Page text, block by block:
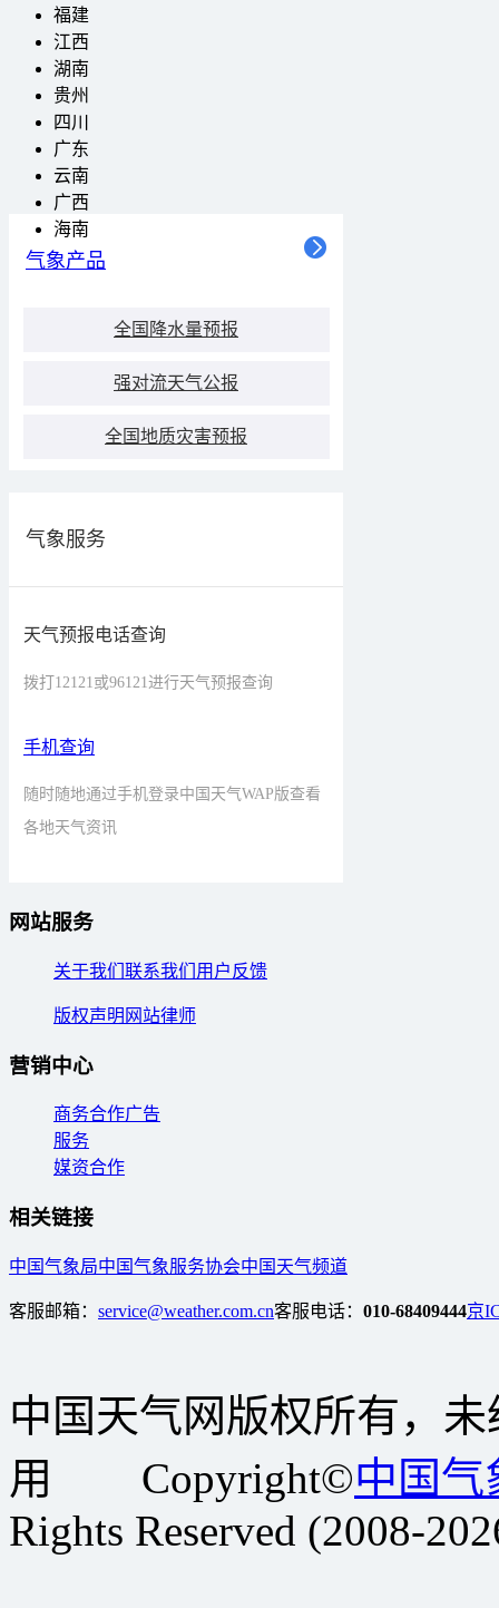
福建
江西
湖南
贵州
四川
广东
云南
广西
海南
气象产品
全国降水量预报
强对流天气公报
全国地质灾害预报
气象服务
天气预报电话查询
拨打12121或96121进行天气预报查询
手机查询
随时随地通过手机登录中国天气WAP版查看
各地天气资讯
网站服务
关于我们 联系我们 用户反馈
版权声明 网站律师
营销中心
商务合作广告
服务
媒资合作
相关链接
中国气象局中国气象服务协会中国天气频道
客服邮箱： service@weather.com.cn客服电话： 010-68409444京
中国天气网版权所有，
用 Copyright©中国气
Rights Reserved (2008-